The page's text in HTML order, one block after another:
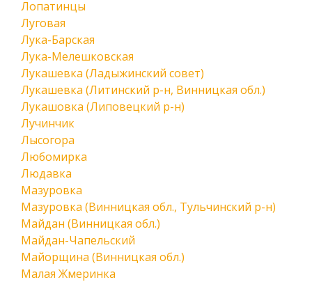
Лопатинцы
Луговая
Лука-Барская
Лука-Мелешковская
Лукашевка (Ладыжинский совет)
Лукашевка (Литинский р-н, Винницкая обл.)
Лукашовка (Липовецкий р-н)
Лучинчик
Лысогора
Любомирка
Людавка
Мазуровка
Мазуровка (Винницкая обл., Тульчинский р-н)
Майдан (Винницкая обл.)
Майдан-Чапельский
Майорщина (Винницкая обл.)
Малая Жмеринка